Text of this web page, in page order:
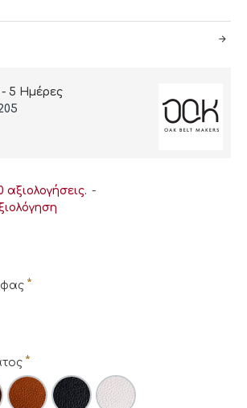
- 5 Ημέρες
-